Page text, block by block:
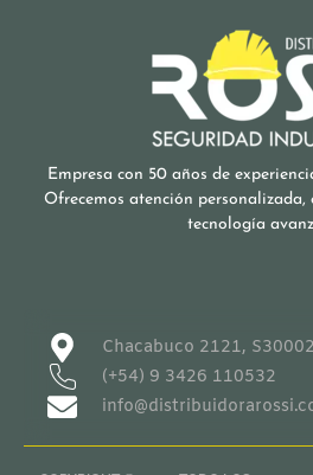
Empresa con 50 años de
Ofrecemos atención
tecnología
Chacabuco 2121,
(+54) 9 3426 110532